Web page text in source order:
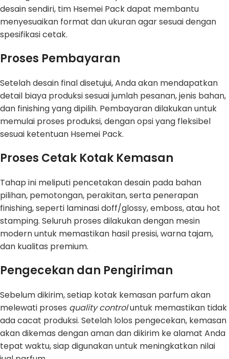
desain sendiri, tim Hsemei Pack dapat membantu
menyesuaikan format dan ukuran agar sesuai dengan
spesifikasi cetak.
Proses Pembayaran
Setelah desain final disetujui, Anda akan mendapatkan
detail biaya produksi sesuai jumlah pesanan, jenis bahan,
dan finishing yang dipilih. Pembayaran dilakukan untuk
memulai proses produksi, dengan opsi yang fleksibel
sesuai ketentuan Hsemei Pack.
Proses Cetak Kotak Kemasan
Tahap ini meliputi pencetakan desain pada bahan
pilihan, pemotongan, perakitan, serta penerapan
finishing, seperti laminasi doff/glossy, emboss, atau hot
stamping. Seluruh proses dilakukan dengan mesin
modern untuk memastikan hasil presisi, warna tajam,
dan kualitas premium.
Pengecekan dan Pengiriman
Sebelum dikirim, setiap kotak kemasan parfum akan
melewati proses quality controluntuk memastikan tidak
ada cacat produksi. Setelah lolos pengecekan, kemasan
akan dikemas dengan aman dan dikirim ke alamat Anda
tepat waktu, siap digunakan untuk meningkatkan nilai